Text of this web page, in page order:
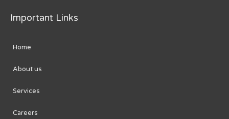
Important Links
Home
About us
Services
Careers